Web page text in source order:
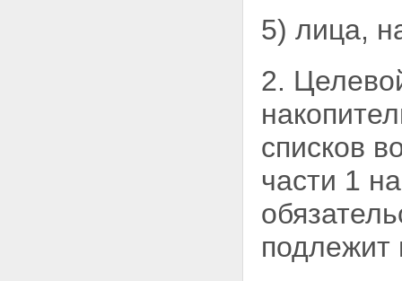
5) лица,
2.
списков
части 1
подлежит